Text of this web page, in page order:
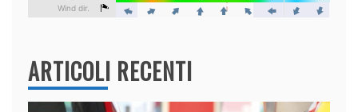
ARTICOLI RECENTI